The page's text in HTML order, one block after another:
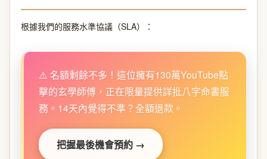
根據我們的服務水準協議（SLA）：
⚠️ 名額剩餘不多！這位擁有130萬YouTube點
擊的玄學師傅，正在限量提供詳批八字命書服
務。14天內覺得不準？全額退款。
把握最後機會預約 →